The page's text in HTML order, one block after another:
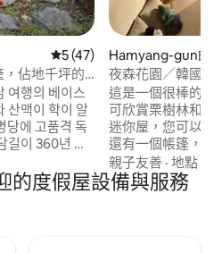
從 47 則評價中獲得 5 的平
5 (47)
佔地千坪的
室內空間。
여행의 베이스
당에 고품격 독
능소화가 흐
있는 천 평 규모
Hamyang-gun的
寓
夜森花園／韓國團
感性住宿
這是一個很棒的住
可欣賞栗樹林和山
迷你屋，您可以在
還有一個帳篷，您
樂趣。 此空間僅供一
個休息的地方，您
樂、看書和看電影
親子友善 ·地點
的度假屋設備與服務